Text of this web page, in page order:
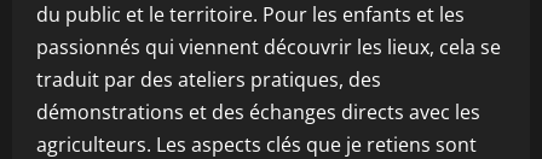
du public et le territoire. Pour les enfants et les
passionnés qui viennent découvrir les lieux, cela se
traduit par des ateliers pratiques, des
démonstrations et des échanges directs avec les
agriculteurs. Les aspects clés que je retiens sont